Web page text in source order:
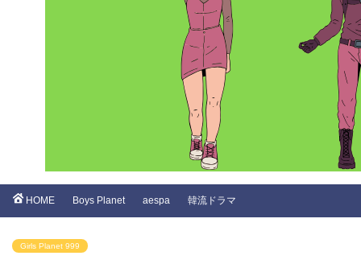
HOME Boys Planet aespa 韓流ドラマ
Girls Planet 999